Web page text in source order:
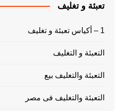
تعبئة و تغليف
1 – أكياس تعبئة و تغليف
التعبئة و التغليف
التعبئة والتغليف بيع
التعبئة والتغليف فى مصر